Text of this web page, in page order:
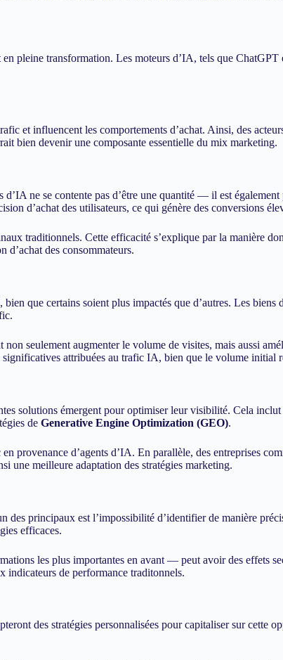
pleine transformation. Les moteurs d’IA, tels que
et influencent les comportements d’achat. Ainsi, des
bien devenir une composante essentielle du mix marketing.
ne se contente pas d’être une quantité — il est
d’achat des utilisateurs, ce qui génère des conversions
traditionnels. Cette efficacité s’explique par la manière
d’achat des consommateurs.
que certains soient plus impactés que d’autres. Les
seulement augmenter le volume de visites, mais aussi
attribuées au trafic IA, bien que le volume initial
solutions émergent pour optimiser leur visibilité. Cela
de Generative Engine Optimization (GEO).
provenance d’agents d’IA. En parallèle, des entreprises
une meilleure adaptation des stratégies marketing.
principaux est l’impossibilité d’identifier de manière
efficaces.
les plus importantes en avant — peut avoir des effets
indicateurs de performance traditonnels.
des stratégies personnalisées pour capitaliser sur cette